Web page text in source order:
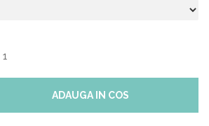
1
ADAUGA IN COS